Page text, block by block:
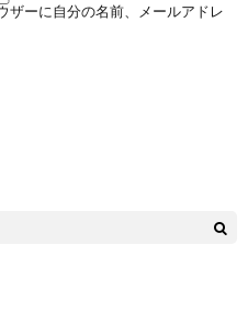
ザーに自分の名前、メールアドレ